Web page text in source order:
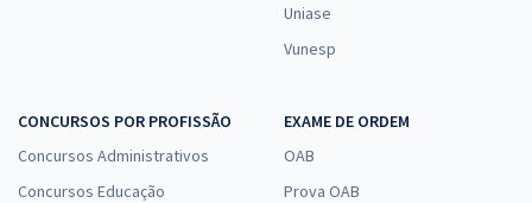
Uniase
Vunesp
CONCURSOS POR PROFISSÃO
Concursos Administrativos
Concursos Educação
EXAME DE ORDEM
OAB
Prova OAB